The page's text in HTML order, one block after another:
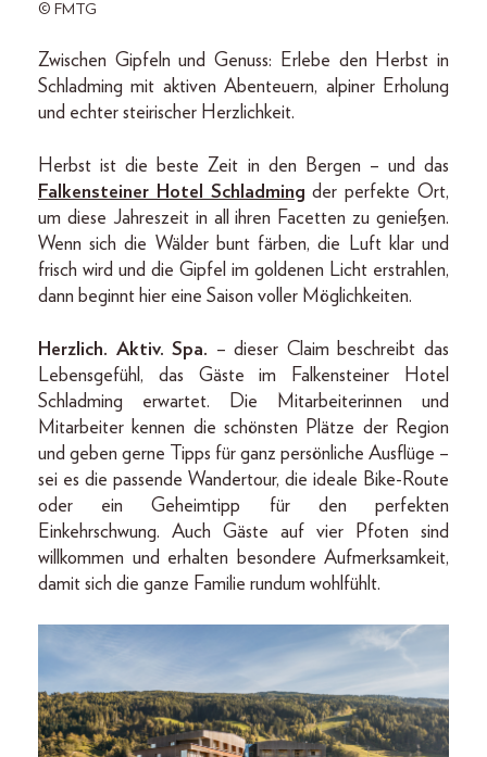
© FMTG
Zwischen Gipfeln und Genuss: Erlebe den Herbst in
Schladming mit aktiven Abenteuern, alpiner Erholung
und echter steirischer Herzlichkeit.
Herbst ist die beste Zeit in den Bergen – und das
Falkensteiner Hotel Schladming der perfekte Ort,
um diese Jahreszeit in all ihren Facetten zu genießen.
Wenn sich die Wälder bunt färben, die Luft klar und
frisch wird und die Gipfel im goldenen Licht erstrahlen,
dann beginnt hier eine Saison voller Möglichkeiten.
Herzlich. Aktiv. Spa. – dieser Claim beschreibt das
Lebensgefühl, das Gäste im Falkensteiner Hotel
Schladming erwartet. Die Mitarbeiterinnen und
Mitarbeiter kennen die schönsten Plätze der Region
und geben gerne Tipps für ganz persönliche Ausflüge –
sei es die passende Wandertour, die ideale Bike-Route
oder ein Geheimtipp für den perfekten
Einkehrschwung. Auch Gäste auf vier Pfoten sind
willkommen und erhalten besondere Aufmerksamkeit,
damit sich die ganze Familie rundum wohlfühlt.